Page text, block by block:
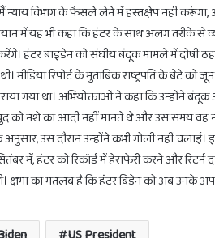
न्याय विभाग के फैसले लेने में हस्तक्षेप नहीं
में यह भी कहा कि हंटर के साथ अलग तरीके से
हंटर बाइडेन को संघीय बंदूक मामले में दोषी
मीडिया रिपोर्ट के मुताबिक राष्ट्रपति के
गया था। अभियोक्ताओं ने कहा कि उन्होंने
खुद को नशे का आदी नहीं मानते थे और उस समय
उस दौरान उन्होंने कभी गोली नहीं
में, हंटर को रिकॉर्ड में हेराफेरी करने और
का मतलब है कि हंटर बिडेन को अब उनके
ही लाभ
के
लिए
मिलेगा
सिर्फ
1
घंटा
का
ही
समय
February 28, 2025
होलिका दहन